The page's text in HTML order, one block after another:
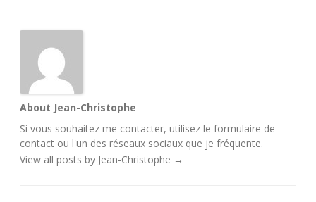
About Jean-Christophe
Si vous souhaitez me contacter, utilisez le formulaire de
contact ou l'un des réseaux sociaux que je fréquente.
View all posts by Jean-Christophe →